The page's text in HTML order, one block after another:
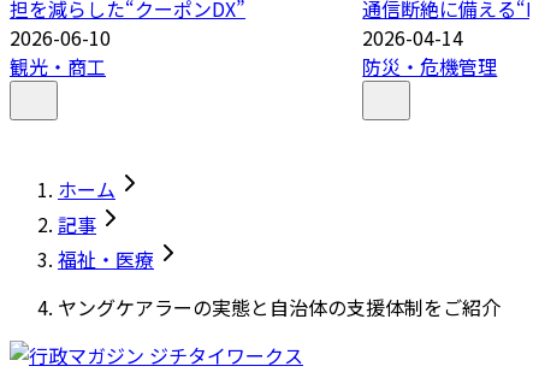
担を減らした“クーポンDX”
2026-06-10
観光・商工
通信断絶に備える
2026-04-14
防災・危機管理
ホーム
記事
福祉・医療
ヤングケアラーの実態と自治体の支援体制をご紹介